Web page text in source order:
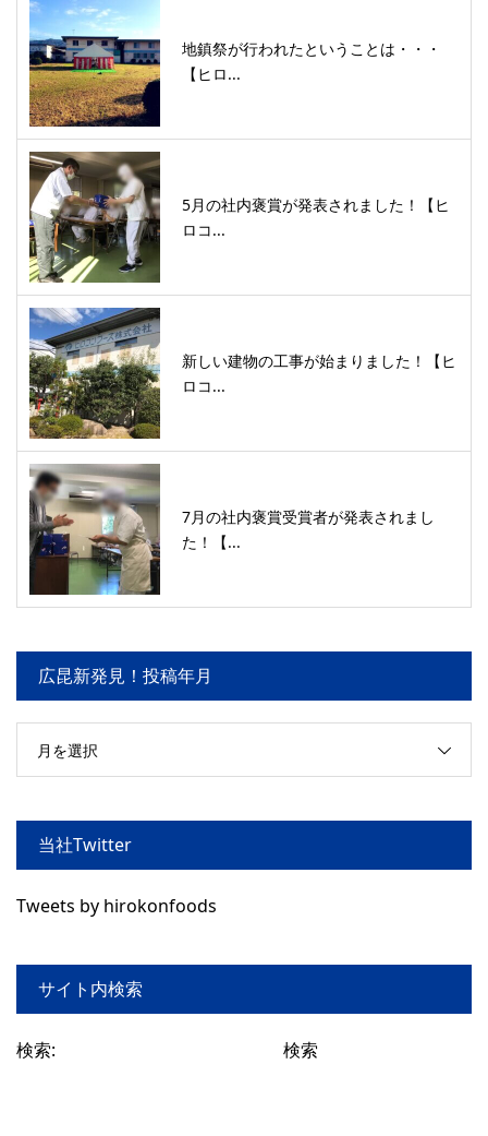
地鎮祭が行われたということは・・・
【ヒロ...
5月の社内褒賞が発表されました！【ヒ
ロコ...
新しい建物の工事が始まりました！【ヒ
ロコ...
7月の社内褒賞受賞者が発表されまし
た！【...
広昆新発見！投稿年月
月を選択
当社Twitter
Tweets by hirokonfoods
サイト内検索
検索: